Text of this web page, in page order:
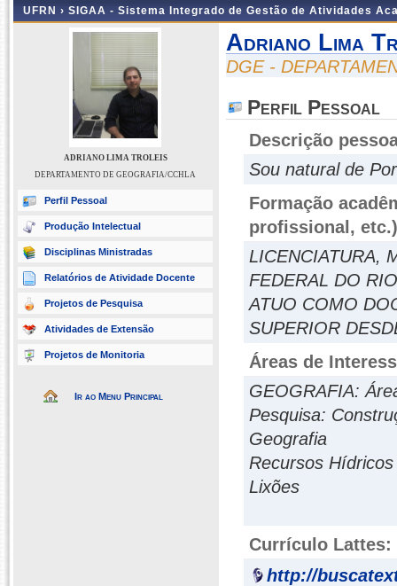
UFRN › SIGAA - Sistema Integrado de Gestão de Atividades
ADRIANO LIMA TROLEIS
DEPARTAMENTO DE GEOGRAFIA/CCHLA
Perfil Pessoal
Produção Intelectual
Disciplinas Ministradas
Relatórios de Atividade Docente
Projetos de Pesquisa
Atividades de Extensão
Projetos de Monitoria
Ir ao Menu Principal
Adriano Lima
DGE -
Perfil Pessoal
Descrição
Sou natural de
Formação
profissional, etc.)
LICENCIATURA,
FEDERAL DO
ATUO COMO
SUPERIOR
Áreas de
GEOGRAFIA:
Pesquisa:
Geografia
Recursos
Lixões
Currículo Lattes:
http://